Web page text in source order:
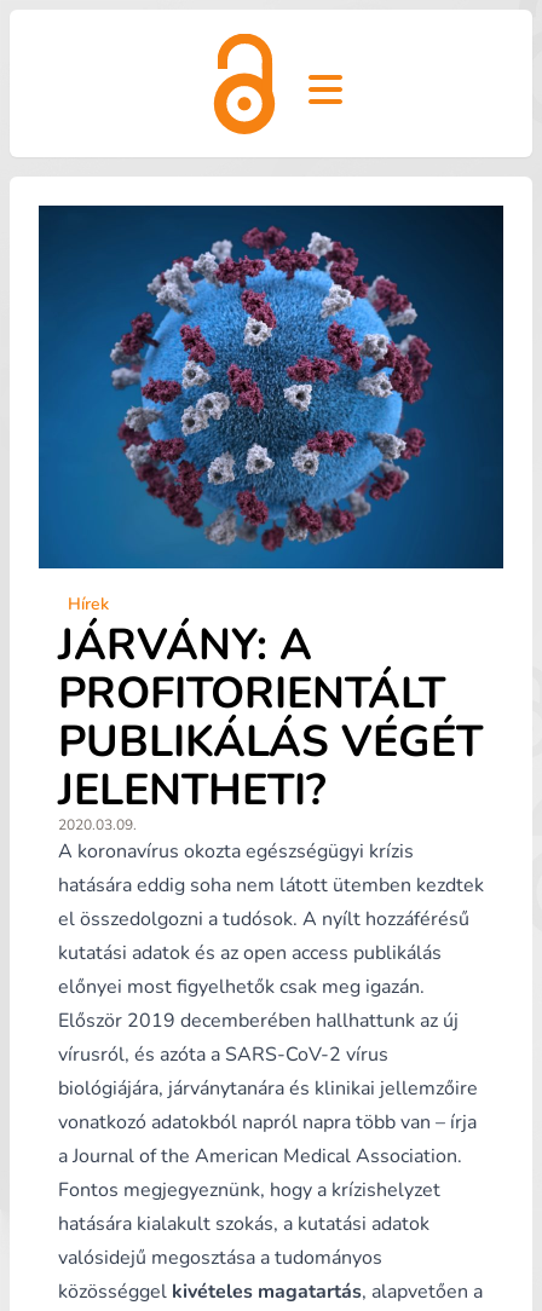
Open main menu
Hírek
JÁRVÁNY: A
PROFITORIENTÁLT
PUBLIKÁLÁS VÉGÉT
JELENTHETI?
2020.03.09.
A koronavírus okozta egészségügyi krízis
hatására eddig soha nem látott ütemben kezdtek
el összedolgozni a tudósok. A nyílt hozzáférésű
kutatási adatok és az open access publikálás
előnyei most figyelhetők csak meg igazán.
Először 2019 decemberében hallhattunk az új
vírusról, és azóta a SARS-CoV-2 vírus
biológiájára, járványtanára és klinikai jellemzőire
vonatkozó adatokból napról napra több van – írja
a Journal of the American Medical Association.
Fontos megjegyeznünk, hogy a krízishelyzet
hatására kialakult szokás, a kutatási adatok
valósidejű megosztása a tudományos
közösséggel kivételes magatartás, alapvetően a